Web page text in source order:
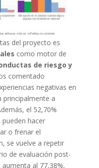
del proyecto es
como motor de
de riesgo y
comentado
negativas en
principalmente a
el 52,70%
hacer
o frenar el
se vuelve a repetir
de evaluación post-
al 77,38%,